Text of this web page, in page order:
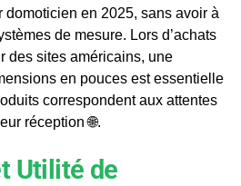
domoticien en 2025, sans avoir à
de mesure. Lors d’achats
des sites américains, une
en pouces est essentielle
correspondent aux attentes
réception 🌐.
Utilité de